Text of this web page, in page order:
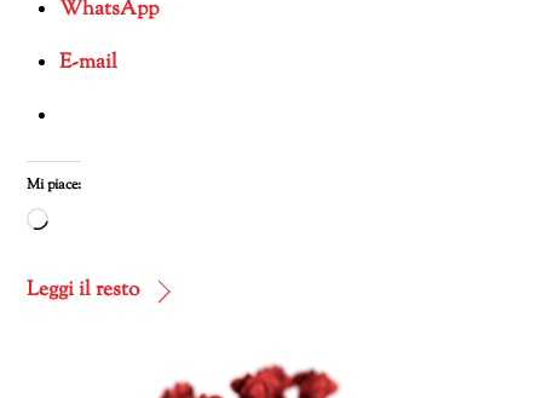
WhatsApp
E-mail
Mi piace:
Caricamento
corso…
Leggi il resto